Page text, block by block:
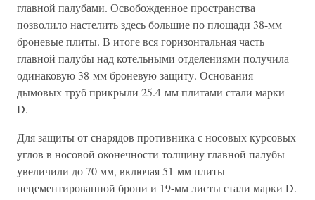
главной палубами. Освобожденное пространства
позволило настелить здесь большие по площади 38-мм
броневые плиты. В итоге вся горизонтальная часть
главной палубы над котельными отделениями получила
одинаковую 38-мм броневую защиту. Основания
дымовых труб прикрыли 25.4-мм плитами стали марки
D.
Для защиты от снарядов противника с носовых курсовых
углов в носовой оконечности толщину главной палубы
увеличили до 70 мм, включая 51-мм плиты
нецементированной брони и 19-мм листы стали марки D.